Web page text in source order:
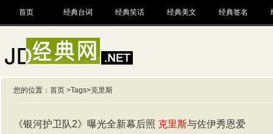
首页 经典台词 经典笑话 经典美文 经典签名
您的位置： 首页 >Tags>克里斯
《银河护卫队2》曝光全新幕后照 克里斯与佐伊秀恩爱